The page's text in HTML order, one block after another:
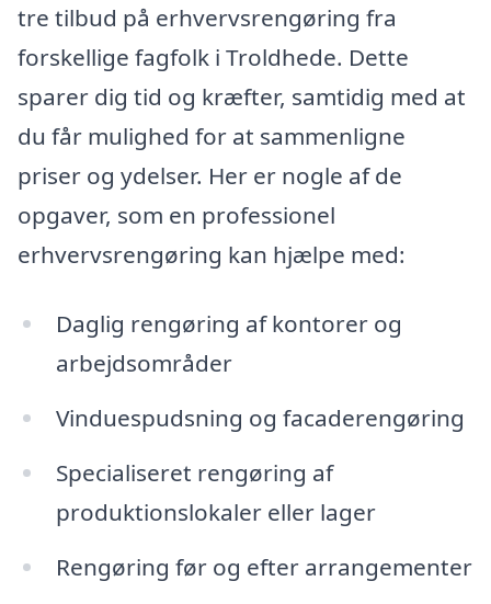
tre tilbud på erhvervsrengøring fra
forskellige fagfolk i Troldhede. Dette
sparer dig tid og kræfter, samtidig med at
du får mulighed for at sammenligne
priser og ydelser. Her er nogle af de
opgaver, som en professionel
erhvervsrengøring kan hjælpe med:
Daglig rengøring af kontorer og
arbejdsområder
Vinduespudsning og facaderengøring
Specialiseret rengøring af
produktionslokaler eller lager
Rengøring før og efter arrangementer